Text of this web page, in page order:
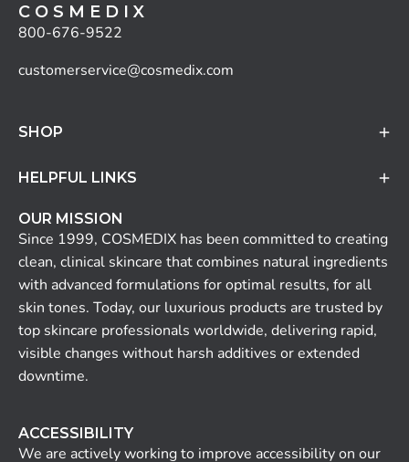
C O S M E D I X
800-676-9522
customerservice@cosmedix.com
SHOP
HELPFUL LINKS
OUR MISSION
Since 1999, COSMEDIX has been committed to creating
clean, clinical skincare that combines natural ingredients
with advanced formulations for optimal results, for all
skin tones. Today, our luxurious products are trusted by
top skincare professionals worldwide, delivering rapid,
visible changes without harsh additives or extended
downtime.
ACCESSIBILITY
We are actively working to improve accessibility on our